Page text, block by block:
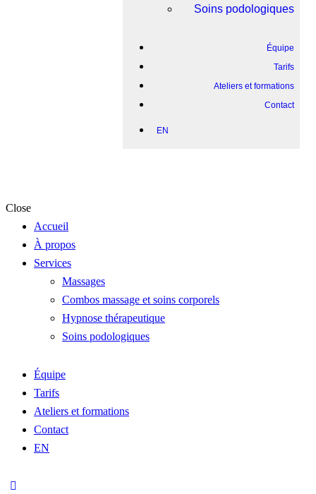
Soins podologiques
Équipe
Tarifs
Ateliers et formations
Contact
EN
Close
Accueil
À propos
Services
Massages
Combos massage et soins corporels
Hypnose thérapeutique
Soins podologiques
Équipe
Tarifs
Ateliers et formations
Contact
EN